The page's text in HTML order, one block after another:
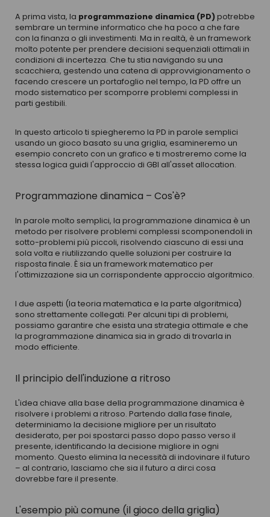
A prima vista, la programmazione dinamica (PD)potrebbe
sembrare un termine informatico che ha poco a che fare
con la finanza o gli investimenti. Ma in realtà, è un framework
molto potente per prendere decisioni sequenziali ottimali in
condizioni di incertezza. Che tu stia navigando su una
scacchiera, gestendo una catena di approvvigionamento o
facendo crescere un portafoglio nel tempo, la PD offre un
modo sistematico per scomporre problemi complessi in
parti gestibili.
In questo articolo ti spiegheremo la PD in parole semplici
usando un gioco basato su una griglia, esamineremo un
esempio concreto con un grafico e ti mostreremo come la
stessa logica guidi l'approccio di GBI all'asset allocation.
Programmazione dinamica – Cos'è?
In parole molto semplici, la programmazione dinamica è un
metodo per risolvere problemi complessi scomponendoli in
sotto-problemi più piccoli, risolvendo ciascuno di essi una
sola volta e riutilizzando quelle soluzioni per costruire la
risposta finale. È sia un framework matematico per
l'ottimizzazione sia un corrispondente approccio algoritmico.
I due aspetti (la teoria matematica e la parte algoritmica)
sono strettamente collegati. Per alcuni tipi di problemi,
possiamo garantire che esista una strategia ottimale e che
la programmazione dinamica sia in grado di trovarla in
modo efficiente.
Il principio dell'induzione a ritroso
L'idea chiave alla base della programmazione dinamica è
risolvere i problemi a ritroso. Partendo dalla fase finale,
determiniamo la decisione migliore per un risultato
desiderato, per poi spostarci passo dopo passo verso il
presente, identificando la decisione migliore in ogni
momento. Questo elimina la necessità di indovinare il futuro
– al contrario, lasciamo che sia il futuro a dirci cosa
dovrebbe fare il presente.
L'esempio più comune (il gioco della griglia)